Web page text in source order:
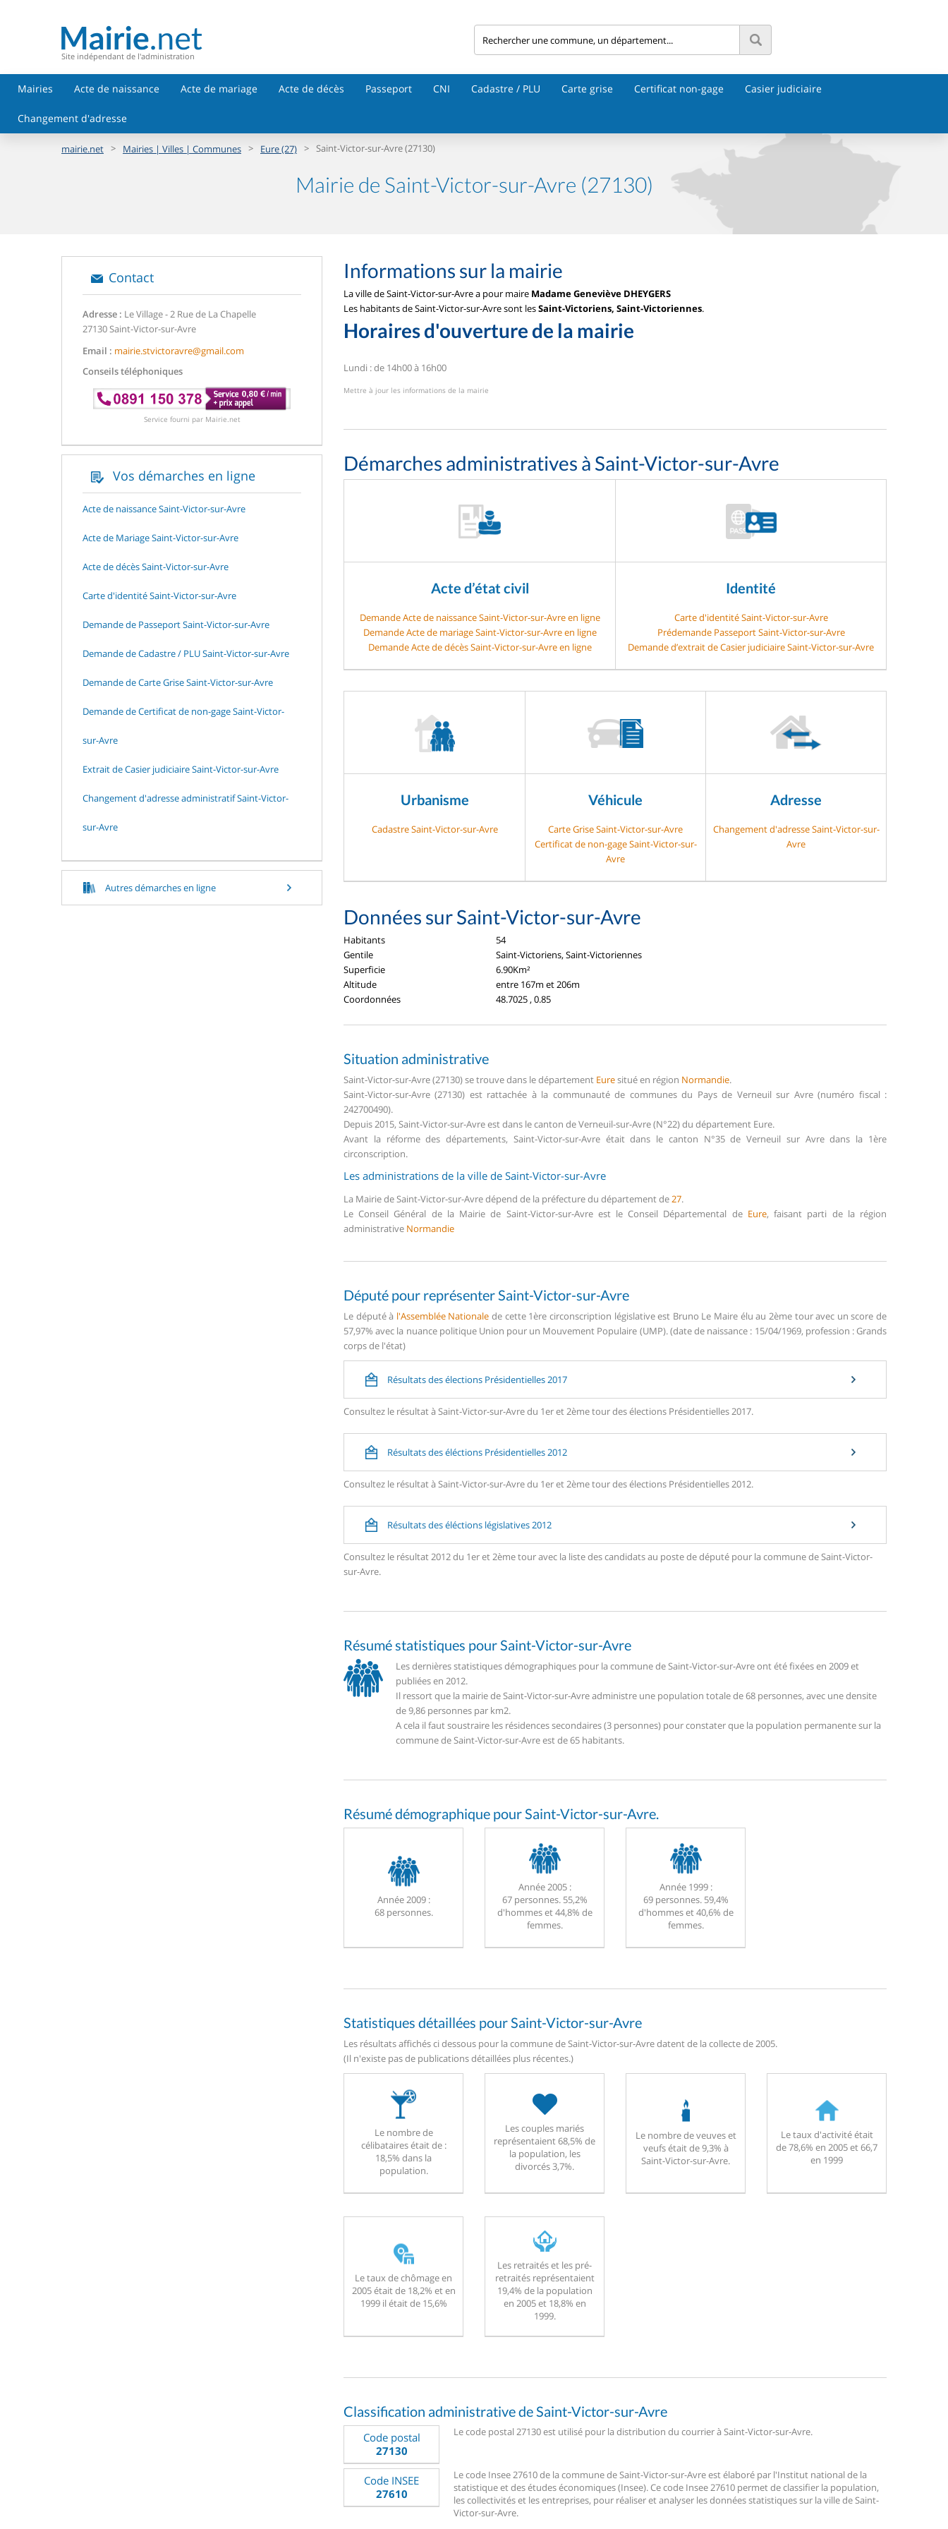
Site indépendant de l'administration
Mairies Acte de naissance Acte de mariage Acte de décès Passeport CNI Cadastre / PLU Carte grise Certificat non-gage Casier judiciaire
Changement d'adresse
mairie.net > Mairies | Villes | Communes > Eure (27) > Saint-Victor-sur-Avre (27130)
Mairie de Saint-Victor-sur-Avre (27130)
Contact
Adresse : Le Village - 2 Rue de La Chapelle
27130 Saint-Victor-sur-Avre
Email : mairie.stvictoravre@gmail.com
Conseils téléphoniques
Service fourni par Mairie.net
Vos démarches en ligne
Acte de naissance Saint-Victor-sur-Avre
Acte de Mariage Saint-Victor-sur-Avre
Acte de décès Saint-Victor-sur-Avre
Carte d'identité Saint-Victor-sur-Avre
Demande de Passeport Saint-Victor-sur-Avre
Demande de Cadastre / PLU Saint-Victor-sur-Avre
Demande de Carte Grise Saint-Victor-sur-Avre
Demande de Certificat de non-gage Saint-Victor-
sur-Avre
Extrait de Casier judiciaire Saint-Victor-sur-Avre
Changement d'adresse administratif Saint-Victor-
sur-Avre
Autres démarches en ligne
Informations sur la mairie
La ville de Saint-Victor-sur-Avre a pour maire Madame Geneviève DHEYGERS
Les habitants de Saint-Victor-sur-Avre sont lesSaint-Victoriens, Saint-Victoriennes.
Horaires d'ouverture de la mairie
Lundi : de 14h00 à 16h00
Mettre à jour les informations de la mairie
Démarches administratives à Saint-Victor-sur-Avre
Acte d’état civil
Demande Acte de naissance Saint-Victor-sur-Avre en ligne
Demande Acte de mariage Saint-Victor-sur-Avre en ligne
Demande Acte de décès Saint-Victor-sur-Avre en ligne
Identité
Carte d'identité Saint-Victor-sur-Avre
Prédemande Passeport Saint-Victor-sur-Avre
Demande d’extrait de Casier judiciaire Saint-Victor-sur-Avre
Urbanisme
Cadastre Saint-Victor-sur-Avre
Véhicule
Carte Grise Saint-Victor-sur-Avre
Certificat de non-gage Saint-Victor-sur-
Avre
Adresse
Changement d'adresse Saint-Victor-sur-
Avre
Données sur Saint-Victor-sur-Avre
Habitants
54
Gentile
Saint-Victoriens, Saint-Victoriennes
Superficie
6.90Km²
Altitude
entre 167m et 206m
Coordonnées
48.7025 , 0.85
Situation administrative
Saint-Victor-sur-Avre (27130) se trouve dans le département Euresitué en région Normandie.
Saint-Victor-sur-Avre (27130) est rattachée à la communauté de communes du Pays de Verneuil sur Avre (numéro fiscal :
242700490).
Depuis 2015, Saint-Victor-sur-Avre est dans le canton de Verneuil-sur-Avre (N°22) du département Eure.
Avant la réforme des départements, Saint-Victor-sur-Avre était dans le canton N°35 de Verneuil sur Avre dans la 1ère
circonscription.
Les administrations de la ville de Saint-Victor-sur-Avre
La Mairie de Saint-Victor-sur-Avre dépend de la préfecture du département de27.
Le Conseil Général de la Mairie de Saint-Victor-sur-Avre est le Conseil Départemental de Eure, faisant parti de la région
administrative Normandie
Député pour représenter Saint-Victor-sur-Avre
Le député à l'Assemblée Nationale de cette 1ère circonscription législative est Bruno Le Maire élu au 2ème tour avec un score de
57,97% avec la nuance politique Union pour un Mouvement Populaire (UMP). (date de naissance : 15/04/1969, profession : Grands
corps de l'état)
Résultats des élections Présidentielles 2017
Consultez le résultat à Saint-Victor-sur-Avre du 1er et 2ème tour des élections Présidentielles 2017.
Résultats des éléctions Présidentielles 2012
Consultez le résultat à Saint-Victor-sur-Avre du 1er et 2ème tour des élections Présidentielles 2012.
Résultats des éléctions législatives 2012
Consultez le résultat 2012 du 1er et 2ème tour avec la liste des candidats au poste de député pour la commune de Saint-Victor-
sur-Avre.
Résumé statistiques pour Saint-Victor-sur-Avre
Les dernières statistiques démographiques pour la commune de Saint-Victor-sur-Avre ont été fixées en 2009 et
publiées en 2012.
Il ressort que la mairie de Saint-Victor-sur-Avre administre une population totale de 68 personnes, avec une densite
de 9,86 personnes par km2.
A cela il faut soustraire les résidences secondaires (3 personnes) pour constater que la population permanente sur la
commune de Saint-Victor-sur-Avre est de 65 habitants.
Résumé démographique pour Saint-Victor-sur-Avre.
Année 2009 :
68 personnes.
Année 2005 :
67 personnes. 55,2%
d'hommes et 44,8% de
femmes.
Année 1999 :
69 personnes. 59,4%
d'hommes et 40,6% de
femmes.
Statistiques détaillées pour Saint-Victor-sur-Avre
Les résultats affichés ci dessous pour la commune de Saint-Victor-sur-Avre datent de la collecte de 2005.
(Il n'existe pas de publications détaillées plus récentes.)
Le nombre de
célibataires était de :
18,5% dans la
population.
Les couples mariés
représentaient 68,5% de
la population, les
divorcés 3,7%.
Le nombre de veuves et
veufs était de 9,3% à
Saint-Victor-sur-Avre.
Le taux d'activité était
de 78,6% en 2005 et 66,7
en 1999
Le taux de chômage en
2005 était de 18,2% et en
1999 il était de 15,6%
Les retraités et les pré-
retraités représentaient
19,4% de la population
en 2005 et 18,8% en
1999.
Classification administrative de Saint-Victor-sur-Avre
Code postal
27130
Le code postal 27130 est utilisé pour la distribution du courrier à Saint-Victor-sur-Avre.
Code INSEE
27610
Le code Insee 27610 de la commune de Saint-Victor-sur-Avre est élaboré par l'Institut national de la
statistique et des études économiques (Insee). Ce code Insee 27610 permet de classifier la population,
les collectivités et les entreprises, pour réaliser et analyser les données statistiques sur la ville de Saint-
Victor-sur-Avre.